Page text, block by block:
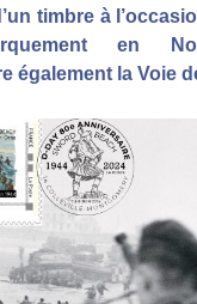
timbre à
en
également la Voie